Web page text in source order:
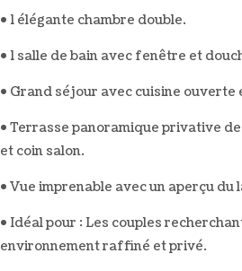
• 1 élégante chambre double.
• 1 salle de bain avec fenêtre et
• Grand séjour avec cuisine ouverte
• Terrasse panoramique privative
et coin salon.
• Vue imprenable avec un aperçu du
• Idéal pour : Les couples
environnement raffiné et privé.